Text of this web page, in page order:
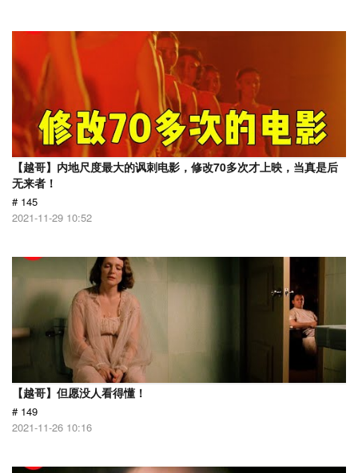
【越哥】内地尺度最大的讽刺电影，修改70多次才上映，当真是后
无来者！
# 145
2021-11-29 10:52
【越哥】但愿没人看得懂！
# 149
2021-11-26 10:16